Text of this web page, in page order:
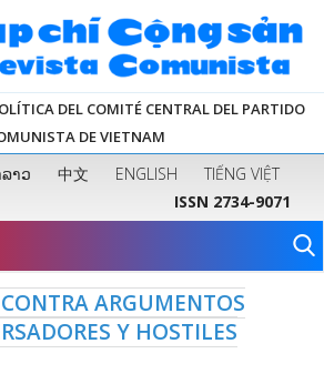
DEL COMITÉ CENTRAL DEL PARTIDO
DE VIETNAM
າວ 中文 ENGLISH
TIẾNG VIỆT
ISSN 2734-9071
ARGUMENTOS
Y HOSTILES